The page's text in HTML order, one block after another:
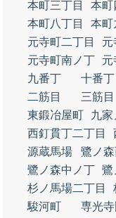
本町三丁目 本町
本町八丁目
本町
元寺町二丁目
元
元寺町南ノ丁
元
九番丁
十番丁
二筋目
三筋目
東鍛冶屋町
九家
西釘貫丁二丁目
源蔵馬場
鷺ノ
鷺ノ森中ノ丁 鷺
杉ノ馬場二丁目
駿河町
専光